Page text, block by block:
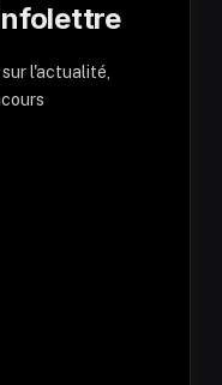
l'actualité,